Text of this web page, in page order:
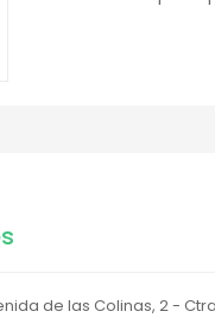
de las Colinas, 2 -